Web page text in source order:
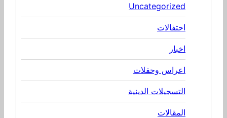
Uncategorized
احتفالات
اخبار
اعراس وحفلات
التسجيلات الدينية
المقالات